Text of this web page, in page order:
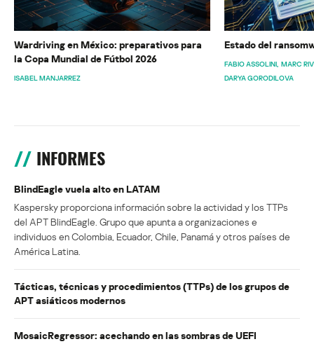
Wardriving en México: preparativos para
la Copa Mundial de Fútbol 2026
ISABEL MANJARREZ
Estado del
FABIO ASSOLINI MARC
DARYA GORODILOVA
INFORMES
BlindEagle vuela alto en LATAM
Kaspersky proporciona información sobre la actividad y los TTPs
del APT BlindEagle. Grupo que apunta a organizaciones e
individuos en Colombia, Ecuador, Chile, Panamá y otros países de
América Latina.
Tácticas, técnicas y procedimientos (TTPs) de los grupos de
APT asiáticos modernos
MosaicRegressor: acechando en las sombras de UEFI